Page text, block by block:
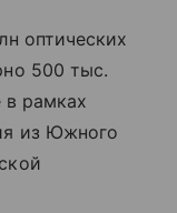
оптических
500 тыс.
в рамках
из Южного